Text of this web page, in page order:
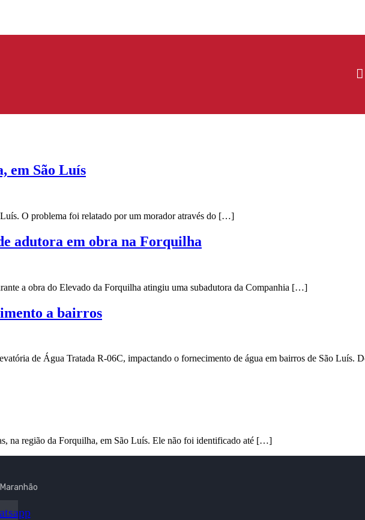
em São Luís
O problema foi relatado por um morador através do […]
adutora em obra na Forquilha
a obra do Elevado da Forquilha atingiu uma subadutora da Companhia […]
a bairros
de Água Tratada R-06C, impactando o fornecimento de água em bairros de São Luís.
na região da Forquilha, em São Luís. Ele não foi identificado até […]